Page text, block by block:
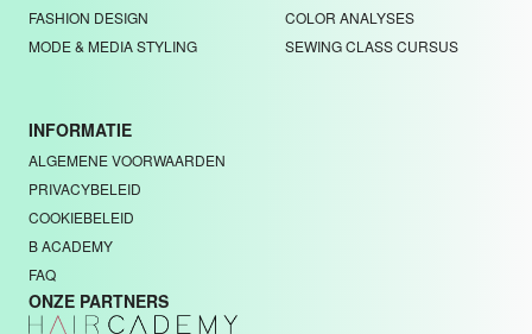
FASHION DESIGN
MODE & MEDIA STYLING
COLOR ANALYSES
SEWING CLASS CURSUS
INFORMATIE
ALGEMENE VOORWAARDEN
PRIVACYBELEID
COOKIEBELEID
B ACADEMY
FAQ
ONZE PARTNERS